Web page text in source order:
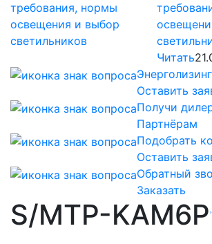
Читать
Энерголизинг
Оставить
Получи
Партнёрам
Подобрать
Оставить
Обратный
Заказать
S/MTP-KAM6P